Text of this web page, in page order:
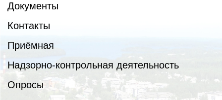
Документы
Контакты
Приёмная
Надзорно-контрольная деятельность
Опросы